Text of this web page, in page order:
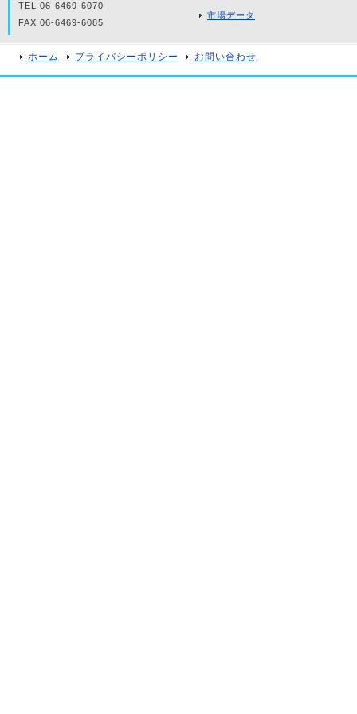
市場データ
TEL 06-6469-6070
FAX 06-6469-6085
ホーム プライバシーポリシー お問い合わせ